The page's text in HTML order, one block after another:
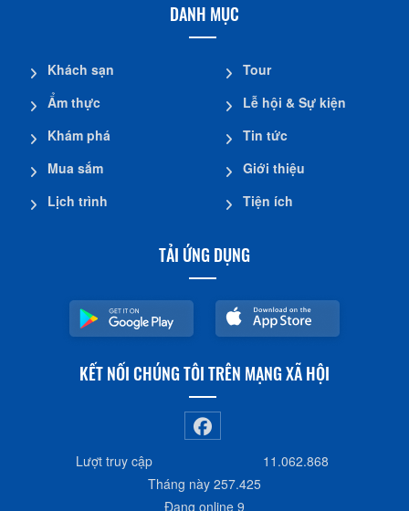
DANH MỤC
Khách sạn
Ẩm thực
Khám phá
Mua sắm
Lịch trình
Tour
Lễ hội & Sự kiện
Tin tức
Giới thiệu
Tiện ích
TẢI ỨNG DỤNG
KẾT NỐI CHÚNG TÔI TRÊN MẠNG XÃ HỘI
Lượt truy cập
11.062.868
Tháng này 257.425
Đang online 9